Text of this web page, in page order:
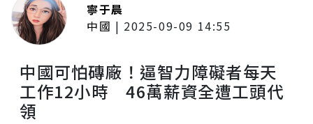
寧于晨
中國 | 2025-09-09 14:55
中國可怕磚廠！逼智力障礙者每天
工作12小時 46萬薪資全遭工頭代
領